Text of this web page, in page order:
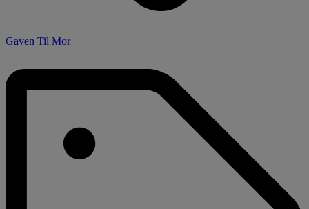
Gaven Til Mor